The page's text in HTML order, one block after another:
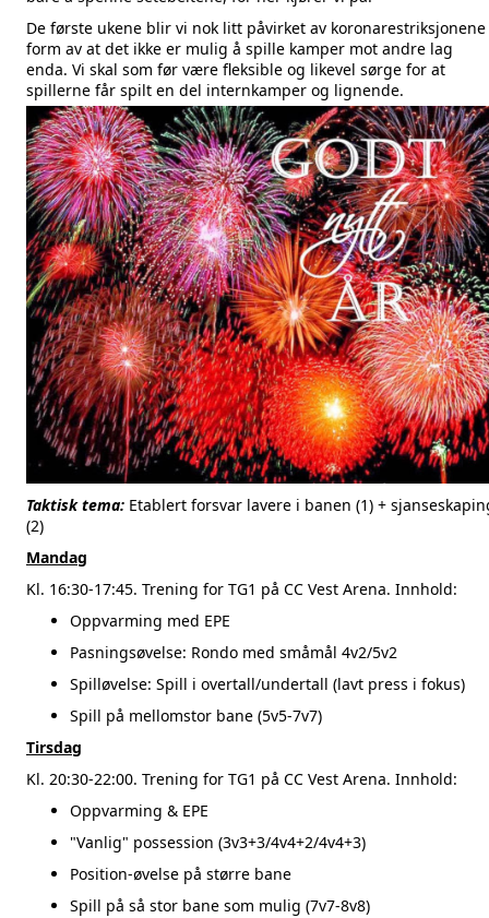
De første ukene blir vi nok litt påvirket av
form av at det ikke er mulig å spille kamper mot andre lag
enda. Vi skal som før være fleksible og likevel sørge for at
spillerne får spilt en del internkamper og lignende.
Taktisk tema: Etablert forsvar lavere i banen (1) +
(2)
Mandag
Kl. 16:30-17:45. Trening for TG1 på CC Vest Arena. Innhold:
Oppvarming med EPE
Pasningsøvelse: Rondo med småmål 4v2/5v2
Spilløvelse: Spill i overtall/undertall (lavt press i fokus)
Spill på mellomstor bane (5v5-7v7)
Tirsdag
Kl. 20:30-22:00. Trening for TG1 på CC Vest Arena. Innhold:
Oppvarming & EPE
"Vanlig" possession (3v3+3/4v4+2/4v4+3)
Position-øvelse på større bane
Spill på så stor bane som mulig (7v7-8v8)